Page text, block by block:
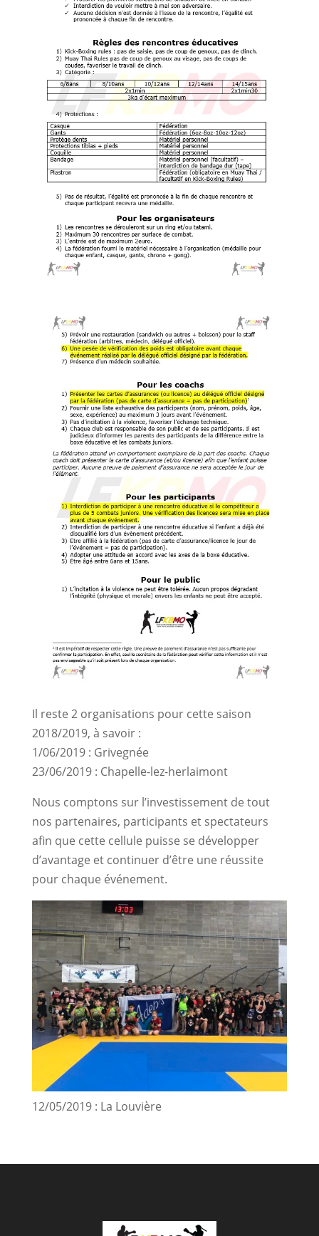
Il reste 2 organisations pour cette saison
2018/2019, à savoir :
1/06/2019 : Grivegnée
23/06/2019 : Chapelle-lez-herlaimont
Nous comptons sur l’investissement de tout
nos partenaires, participants et spectateurs
afin que cette cellule puisse se développer
d’avantage et continuer d’être une réussite
pour chaque événement.
12/05/2019 : La Louvière